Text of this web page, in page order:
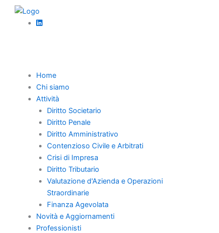
Home
Chi siamo
Attività
Diritto Societario
Diritto Penale
Diritto Amministrativo
Contenzioso Civile e Arbitrati
Crisi di Impresa
Diritto Tributario
Valutazione d'Azienda e Operazioni
Straordinarie
Finanza Agevolata
Novità e Aggiornamenti
Professionisti
CRISI D’IMPRESA –
CONCORDATO PREVENTIVO
Pannina
Luglio 14, 2020